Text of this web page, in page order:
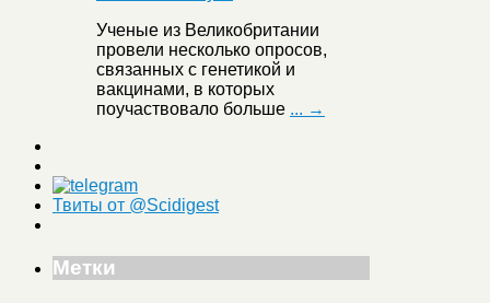
Ученые из Великобритании
провели несколько опросов,
связанных с генетикой и
вакцинами, в которых
поучаствовало больше ... →
Твиты от @Scidigest
Метки